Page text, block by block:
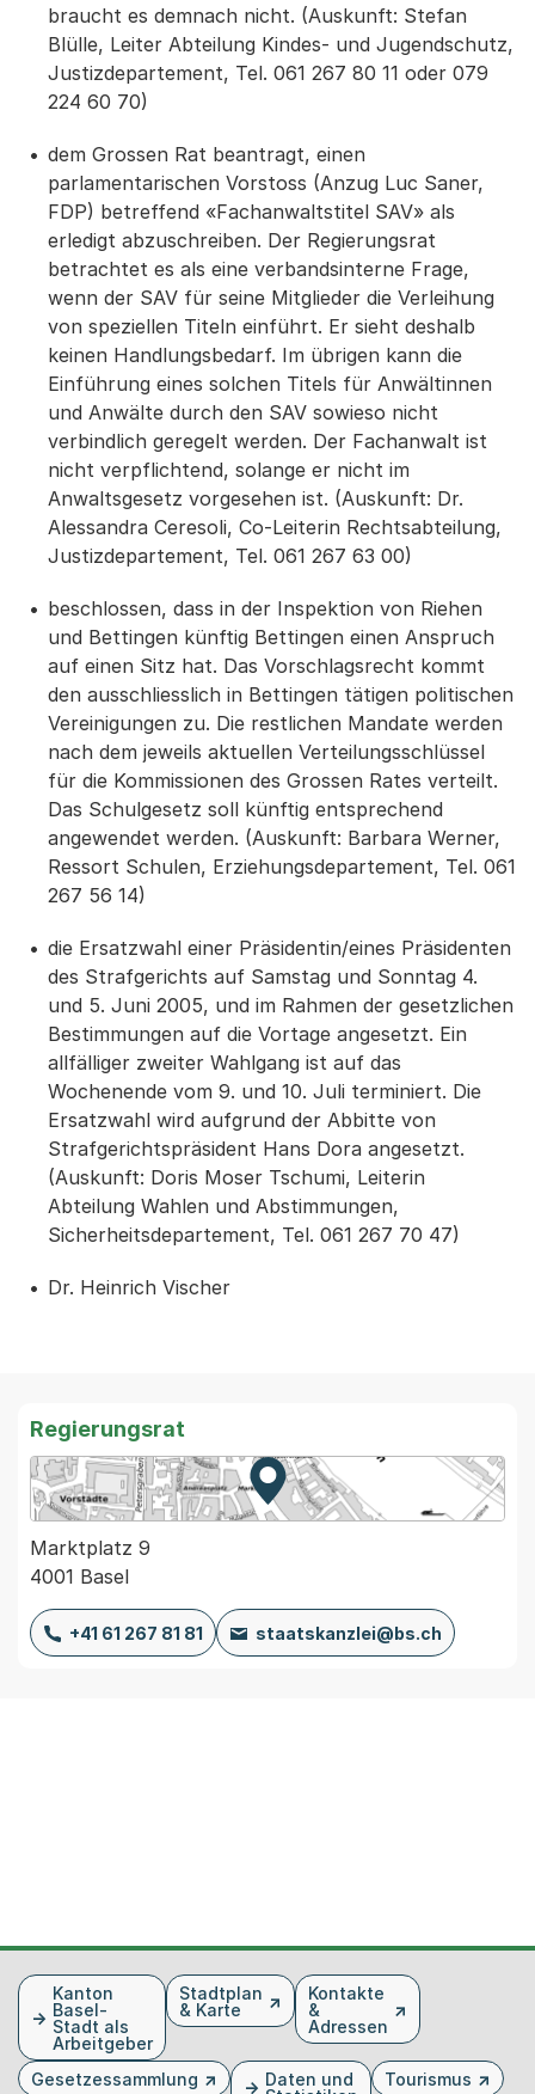
braucht es demnach nicht. (Auskunft: Stefan
Blülle, Leiter Abteilung Kindes- und Jugendschutz,
Justizdepartement, Tel. 061 267 80 11 oder 079
224 60 70)
dem Grossen Rat beantragt, einen
parlamentarischen Vorstoss (Anzug Luc Saner,
FDP) betreffend «Fachanwaltstitel SAV» als
erledigt abzuschreiben. Der Regierungsrat
betrachtet es als eine verbandsinterne Frage,
wenn der SAV für seine Mitglieder die Verleihung
von speziellen Titeln einführt. Er sieht deshalb
keinen Handlungsbedarf. Im übrigen kann die
Einführung eines solchen Titels für Anwältinnen
und Anwälte durch den SAV sowieso nicht
verbindlich geregelt werden. Der Fachanwalt ist
nicht verpflichtend, solange er nicht im
Anwaltsgesetz vorgesehen ist. (Auskunft: Dr.
Alessandra Ceresoli, Co-Leiterin Rechtsabteilung,
Justizdepartement, Tel. 061 267 63 00)
beschlossen, dass in der Inspektion von Riehen
und Bettingen künftig Bettingen einen Anspruch
auf einen Sitz hat. Das Vorschlagsrecht kommt
den ausschliesslich in Bettingen tätigen politischen
Vereinigungen zu. Die restlichen Mandate werden
nach dem jeweils aktuellen Verteilungsschlüssel
für die Kommissionen des Grossen Rates verteilt.
Das Schulgesetz soll künftig entsprechend
angewendet werden. (Auskunft: Barbara Werner,
Ressort Schulen, Erziehungsdepartement, Tel. 061
267 56 14)
die Ersatzwahl einer Präsidentin/eines Präsidenten
des Strafgerichts auf Samstag und Sonntag 4.
und 5. Juni 2005, und im Rahmen der gesetzlichen
Bestimmungen auf die Vortage angesetzt. Ein
allfälliger zweiter Wahlgang ist auf das
Wochenende vom 9. und 10. Juli terminiert. Die
Ersatzwahl wird aufgrund der Abbitte von
Strafgerichtspräsident Hans Dora angesetzt.
(Auskunft: Doris Moser Tschumi, Leiterin
Abteilung Wahlen und Abstimmungen,
Sicherheitsdepartement, Tel. 061 267 70 47)
Dr. Heinrich Vischer
Regierungsrat
Zur Karte von MapBS.
Externer Link, wird in einem
Marktplatz 9
4001 Basel
+41 61 267 81 81 staatskanzlei@bs.ch
FusszeileKanton
Basel-
Stadt als
Arbeitgeber
Stadtplan
& Karte
Kontakte
&
Adressen
Gesetzessammlung
Daten und
Tourismus